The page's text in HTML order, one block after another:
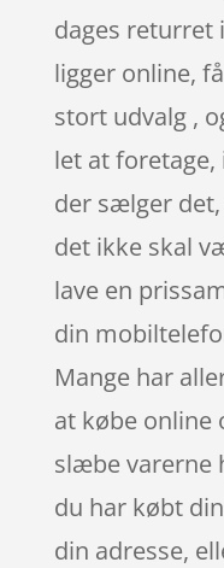
dages returret
ligger online,
stort udvalg ,
let at
der sælger
det ikke skal
lave en
din
Mange har
at købe online
slæbe varerne
du har købt
din adresse,